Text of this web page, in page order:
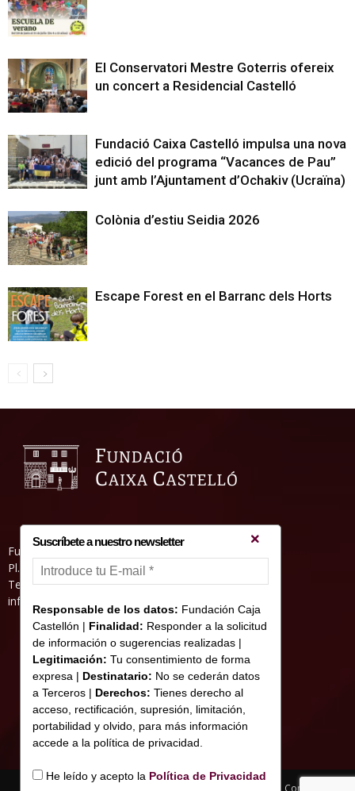
El Conservatori Mestre Goterris ofereix
un concert a Residencial Castelló
Fundació Caixa Castelló impulsa una nova
edició del programa “Vacances de Pau”
junt amb l’Ajuntament d’Ochakiv (Ucraïna)
Colònia d’estiu Seidia 2026
Escape Forest en el Barranc dels Horts
Fundació Caixa Castelló • Casa Abadía
Pl. de l’Herba, s/nº. 12001 Castelló de la Plana
Telèfon 964 232 551 • Fax 964 231 550
informacion@fundacioncajacastellon.es
Contacte
Suscríbete a nuestro newsletter
Responsable de los datos: Fundación Caja
Castellón | Finalidad: Responder a la solicitud
de información o sugerencias realizadas |
Legitimación: Tu consentimiento de forma
expresa | Destinatario: No se cederán datos
a Terceros | Derechos: Tienes derecho al
acceso, rectificación, supresión, limitación,
portabilidad y olvido, para más información
accede a la política de privacidad.
He leído y acepto la Política de Privacidad